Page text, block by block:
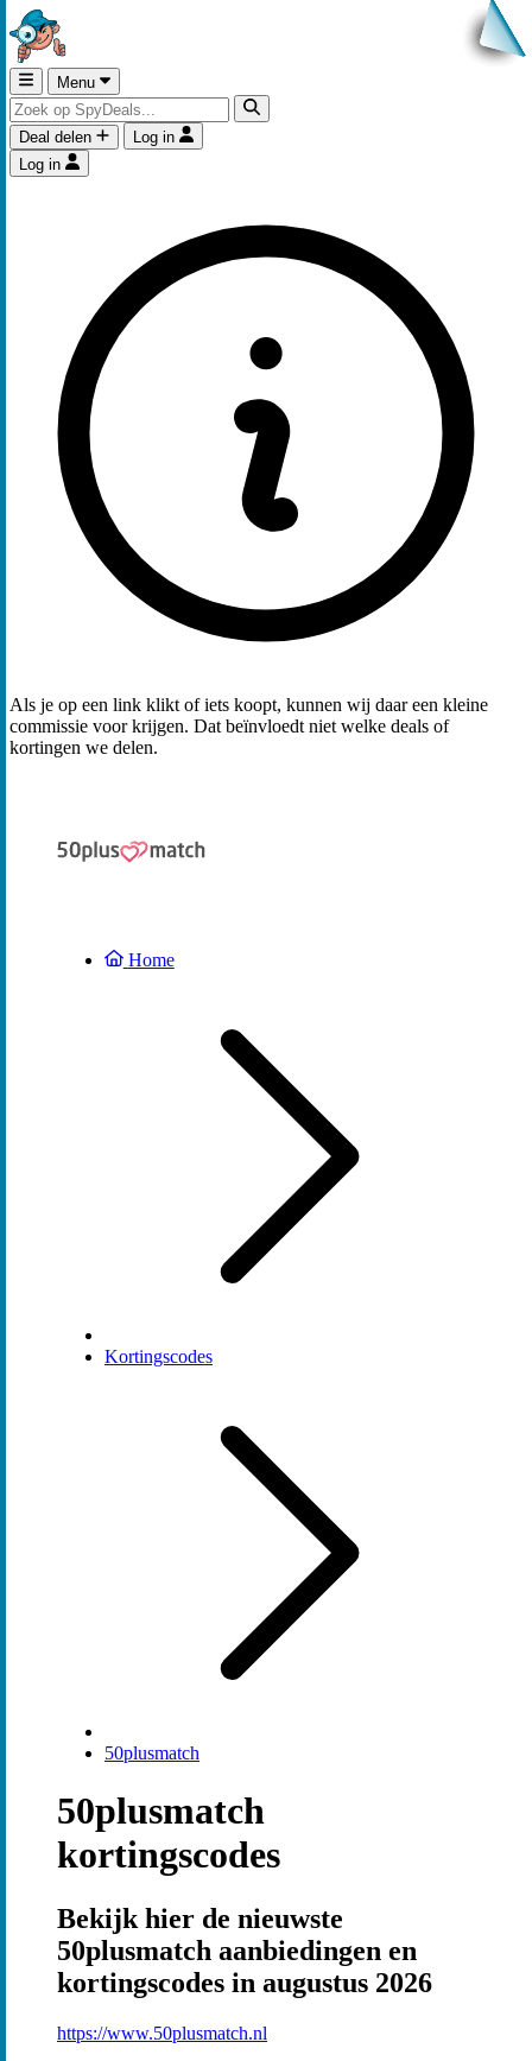
Menu
Deal delen
Log in
Log in
Als je op een link klikt of iets koopt, kunnen wij daar een kleine
commissie voor krijgen. Dat beïnvloedt niet welke deals of
kortingen we delen.
Home
Kortingscodes
50plusmatch
50plusmatch
kortingscodes
Bekijk hier de nieuwste
50plusmatch aanbiedingen en
kortingscodes in augustus 2026
https://www.50plusmatch.nl